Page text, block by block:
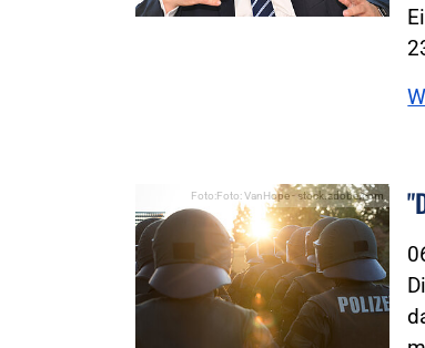
Foto:Foto: VanHope - stock.adobe.com